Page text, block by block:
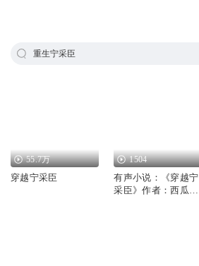
重生宁采臣
55.7万
穿越宁采臣
1504
有声小说：《穿越宁
采臣》作者：西瓜有